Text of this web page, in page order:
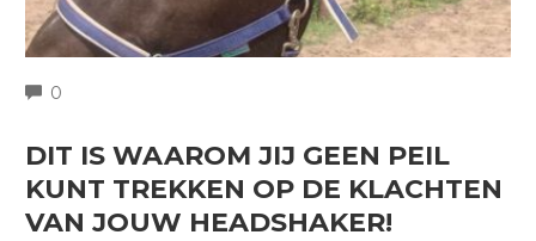
0
DIT IS WAAROM JIJ GEEN PEIL
KUNT TREKKEN OP DE KLACHTEN
VAN JOUW HEADSHAKER!